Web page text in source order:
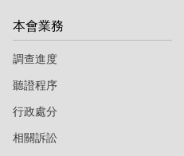
本會業務
調查進度
聽證程序
行政處分
相關訴訟